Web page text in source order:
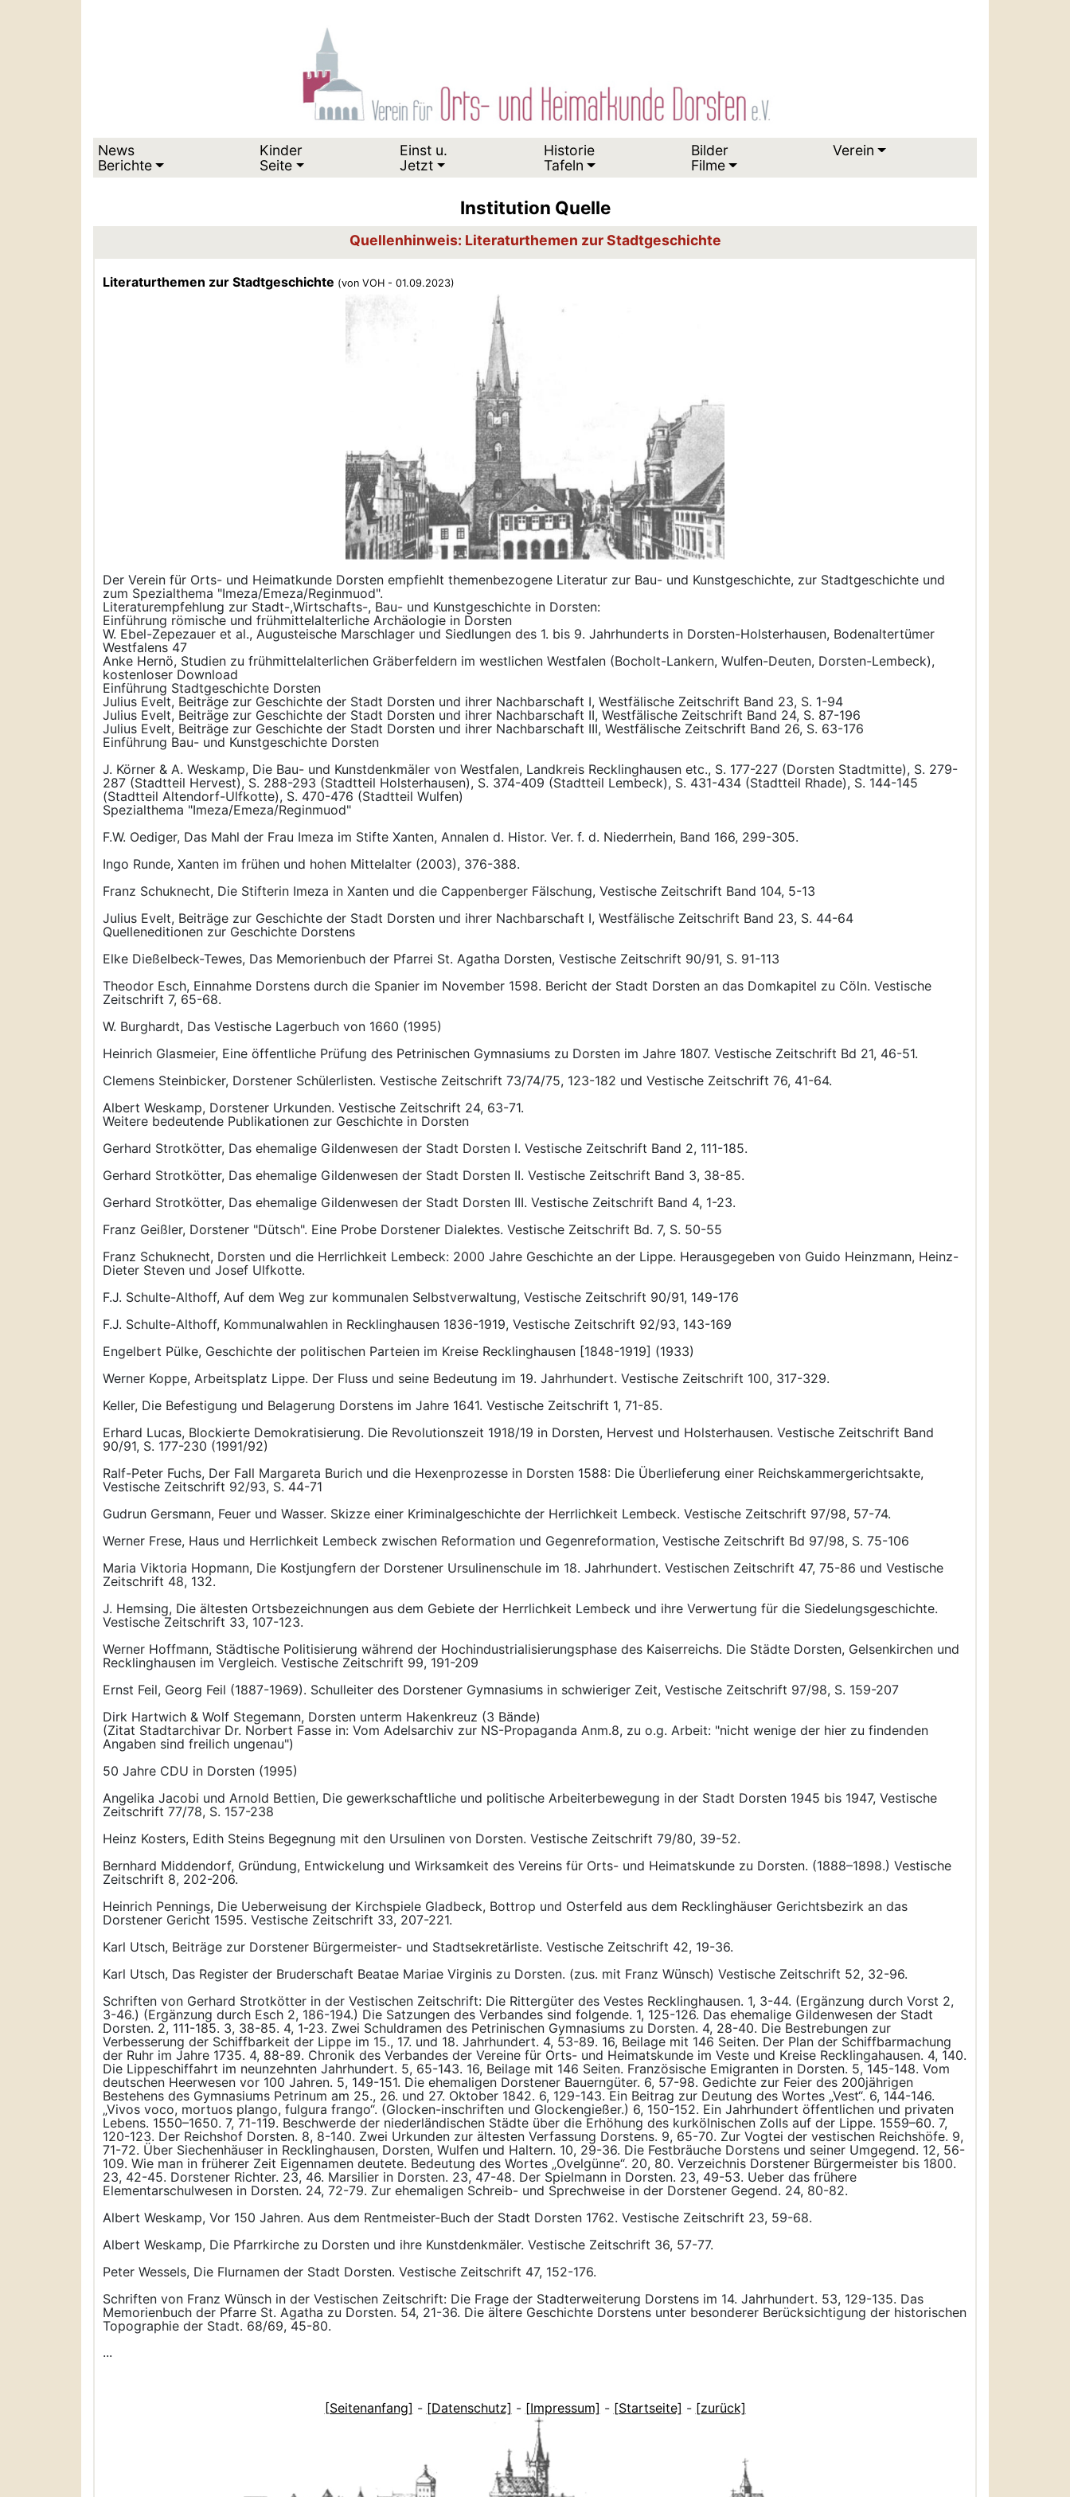
News
Berichte
Kinder
Seite
Einst u.
Jetzt
Historie
Tafeln
Bilder
Filme
Verein
Institution Quelle
Quellenhinweis: Literaturthemen zur Stadtgeschichte
Literaturthemen zur Stadtgeschichte (von VOH - 01.09.2023)
Der Verein für Orts- und Heimatkunde Dorsten empfiehlt themenbezogene Literatur zur Bau- und Kunstgeschichte, zur Stadtgeschichte und
zum Spezialthema "Imeza/Emeza/Reginmuod".
Literaturempfehlung zur Stadt-,Wirtschafts-, Bau- und Kunstgeschichte in Dorsten:
Einführung römische und frühmittelalterliche Archäologie in Dorsten
W. Ebel-Zepezauer et al., Augusteische Marschlager und Siedlungen des 1. bis 9. Jahrhunderts in Dorsten-Holsterhausen, Bodenaltertümer
Westfalens 47
Anke Hernö, Studien zu frühmittelalterlichen Gräberfeldern im westlichen Westfalen (Bocholt-Lankern, Wulfen-Deuten, Dorsten-Lembeck),
kostenloser Download
Einführung Stadtgeschichte Dorsten
Julius Evelt, Beiträge zur Geschichte der Stadt Dorsten und ihrer Nachbarschaft I, Westfälische Zeitschrift Band 23, S. 1-94
Julius Evelt, Beiträge zur Geschichte der Stadt Dorsten und ihrer Nachbarschaft II, Westfälische Zeitschrift Band 24, S. 87-196
Julius Evelt, Beiträge zur Geschichte der Stadt Dorsten und ihrer Nachbarschaft III, Westfälische Zeitschrift Band 26, S. 63-176
Einführung Bau- und Kunstgeschichte Dorsten
J. Körner & A. Weskamp, Die Bau- und Kunstdenkmäler von Westfalen, Landkreis Recklinghausen etc., S. 177-227 (Dorsten Stadtmitte), S. 279-
287 (Stadtteil Hervest), S. 288-293 (Stadtteil Holsterhausen), S. 374-409 (Stadtteil Lembeck), S. 431-434 (Stadtteil Rhade), S. 144-145
(Stadtteil Altendorf-Ulfkotte), S. 470-476 (Stadtteil Wulfen)
Spezialthema "Imeza/Emeza/Reginmuod"
F.W. Oediger, Das Mahl der Frau Imeza im Stifte Xanten, Annalen d. Histor. Ver. f. d. Niederrhein, Band 166, 299-305.
Ingo Runde, Xanten im frühen und hohen Mittelalter (2003), 376-388.
Franz Schuknecht, Die Stifterin Imeza in Xanten und die Cappenberger Fälschung, Vestische Zeitschrift Band 104, 5-13
Julius Evelt, Beiträge zur Geschichte der Stadt Dorsten und ihrer Nachbarschaft I, Westfälische Zeitschrift Band 23, S. 44-64
Quelleneditionen zur Geschichte Dorstens
Elke Dießelbeck-Tewes, Das Memorienbuch der Pfarrei St. Agatha Dorsten, Vestische Zeitschrift 90/91, S. 91-113
Theodor Esch, Einnahme Dorstens durch die Spanier im November 1598. Bericht der Stadt Dorsten an das Domkapitel zu Cöln. Vestische
Zeitschrift 7, 65-68.
W. Burghardt, Das Vestische Lagerbuch von 1660 (1995)
Heinrich Glasmeier, Eine öffentliche Prüfung des Petrinischen Gymnasiums zu Dorsten im Jahre 1807. Vestische Zeitschrift Bd 21, 46-51.
Clemens Steinbicker, Dorstener Schülerlisten. Vestische Zeitschrift 73/74/75, 123-182 und Vestische Zeitschrift 76, 41-64.
Albert Weskamp, Dorstener Urkunden. Vestische Zeitschrift 24, 63-71.
Weitere bedeutende Publikationen zur Geschichte in Dorsten
Gerhard Strotkötter, Das ehemalige Gildenwesen der Stadt Dorsten I. Vestische Zeitschrift Band 2, 111-185.
Gerhard Strotkötter, Das ehemalige Gildenwesen der Stadt Dorsten II. Vestische Zeitschrift Band 3, 38-85.
Gerhard Strotkötter, Das ehemalige Gildenwesen der Stadt Dorsten III. Vestische Zeitschrift Band 4, 1-23.
Franz Geißler, Dorstener "Dütsch". Eine Probe Dorstener Dialektes. Vestische Zeitschrift Bd. 7, S. 50-55
Franz Schuknecht, Dorsten und die Herrlichkeit Lembeck: 2000 Jahre Geschichte an der Lippe. Herausgegeben von Guido Heinzmann, Heinz-
Dieter Steven und Josef Ulfkotte.
F.J. Schulte-Althoff, Auf dem Weg zur kommunalen Selbstverwaltung, Vestische Zeitschrift 90/91, 149-176
F.J. Schulte-Althoff, Kommunalwahlen in Recklinghausen 1836-1919, Vestische Zeitschrift 92/93, 143-169
Engelbert Pülke, Geschichte der politischen Parteien im Kreise Recklinghausen [1848-1919] (1933)
Werner Koppe, Arbeitsplatz Lippe. Der Fluss und seine Bedeutung im 19. Jahrhundert. Vestische Zeitschrift 100, 317-329.
Keller, Die Befestigung und Belagerung Dorstens im Jahre 1641. Vestische Zeitschrift 1, 71-85.
Erhard Lucas, Blockierte Demokratisierung. Die Revolutionszeit 1918/19 in Dorsten, Hervest und Holsterhausen. Vestische Zeitschrift Band
90/91, S. 177-230 (1991/92)
Ralf-Peter Fuchs, Der Fall Margareta Burich und die Hexenprozesse in Dorsten 1588: Die Überlieferung einer Reichskammergerichtsakte,
Vestische Zeitschrift 92/93, S. 44-71
Gudrun Gersmann, Feuer und Wasser. Skizze einer Kriminalgeschichte der Herrlichkeit Lembeck. Vestische Zeitschrift 97/98, 57-74.
Werner Frese, Haus und Herrlichkeit Lembeck zwischen Reformation und Gegenreformation, Vestische Zeitschrift Bd 97/98, S. 75-106
Maria Viktoria Hopmann, Die Kostjungfern der Dorstener Ursulinenschule im 18. Jahrhundert. Vestischen Zeitschrift 47, 75-86 und Vestische
Zeitschrift 48, 132.
J. Hemsing, Die ältesten Ortsbezeichnungen aus dem Gebiete der Herrlichkeit Lembeck und ihre Verwertung für die Siedelungsgeschichte.
Vestische Zeitschrift 33, 107-123.
Werner Hoffmann, Städtische Politisierung während der Hochindustrialisierungsphase des Kaiserreichs. Die Städte Dorsten, Gelsenkirchen und
Recklinghausen im Vergleich. Vestische Zeitschrift 99, 191-209
Ernst Feil, Georg Feil (1887-1969). Schulleiter des Dorstener Gymnasiums in schwieriger Zeit, Vestische Zeitschrift 97/98, S. 159-207
Dirk Hartwich & Wolf Stegemann, Dorsten unterm Hakenkreuz (3 Bände)
(Zitat Stadtarchivar Dr. Norbert Fasse in: Vom Adelsarchiv zur NS-Propaganda Anm.8, zu o.g. Arbeit: "nicht wenige der hier zu findenden
Angaben sind freilich ungenau")
50 Jahre CDU in Dorsten (1995)
Angelika Jacobi und Arnold Bettien, Die gewerkschaftliche und politische Arbeiterbewegung in der Stadt Dorsten 1945 bis 1947, Vestische
Zeitschrift 77/78, S. 157-238
Heinz Kosters, Edith Steins Begegnung mit den Ursulinen von Dorsten. Vestische Zeitschrift 79/80, 39-52.
Bernhard Middendorf, Gründung, Entwickelung und Wirksamkeit des Vereins für Orts- und Heimatskunde zu Dorsten. (1888–1898.) Vestische
Zeitschrift 8, 202-206.
Heinrich Pennings, Die Ueberweisung der Kirchspiele Gladbeck, Bottrop und Osterfeld aus dem Recklinghäuser Gerichtsbezirk an das
Dorstener Gericht 1595. Vestische Zeitschrift 33, 207-221.
Karl Utsch, Beiträge zur Dorstener Bürgermeister- und Stadtsekretärliste. Vestische Zeitschrift 42, 19-36.
Karl Utsch, Das Register der Bruderschaft Beatae Mariae Virginis zu Dorsten. (zus. mit Franz Wünsch) Vestische Zeitschrift 52, 32-96.
Schriften von Gerhard Strotkötter in der Vestischen Zeitschrift: Die Rittergüter des Vestes Recklinghausen. 1, 3-44. (Ergänzung durch Vorst 2,
3-46.) (Ergänzung durch Esch 2, 186-194.) Die Satzungen des Verbandes sind folgende. 1, 125-126. Das ehemalige Gildenwesen der Stadt
Dorsten. 2, 111-185. 3, 38-85. 4, 1-23. Zwei Schuldramen des Petrinischen Gymnasiums zu Dorsten. 4, 28-40. Die Bestrebungen zur
Verbesserung der Schiffbarkeit der Lippe im 15., 17. und 18. Jahrhundert. 4, 53-89. 16, Beilage mit 146 Seiten. Der Plan der Schiffbarmachung
der Ruhr im Jahre 1735. 4, 88-89. Chronik des Verbandes der Vereine für Orts- und Heimatskunde im Veste und Kreise Recklingahausen. 4, 140.
Die Lippeschiffahrt im neunzehnten Jahrhundert. 5, 65-143. 16, Beilage mit 146 Seiten. Französische Emigranten in Dorsten. 5, 145-148. Vom
deutschen Heerwesen vor 100 Jahren. 5, 149-151. Die ehemaligen Dorstener Bauerngüter. 6, 57-98. Gedichte zur Feier des 200jährigen
Bestehens des Gymnasiums Petrinum am 25., 26. und 27. Oktober 1842. 6, 129-143. Ein Beitrag zur Deutung des Wortes „Vest“. 6, 144-146.
„Vivos voco, mortuos plango, fulgura frango“. (Glocken-inschriften und Glockengießer.) 6, 150-152. Ein Jahrhundert öffentlichen und privaten
Lebens. 1550–1650. 7, 71-119. Beschwerde der niederländischen Städte über die Erhöhung des kurkölnischen Zolls auf der Lippe. 1559–60. 7,
120-123. Der Reichshof Dorsten. 8, 8-140. Zwei Urkunden zur ältesten Verfassung Dorstens. 9, 65-70. Zur Vogtei der vestischen Reichshöfe. 9,
71-72. Über Siechenhäuser in Recklinghausen, Dorsten, Wulfen und Haltern. 10, 29-36. Die Festbräuche Dorstens und seiner Umgegend. 12, 56-
109. Wie man in früherer Zeit Eigennamen deutete. Bedeutung des Wortes „Ovelgünne“. 20, 80. Verzeichnis Dorstener Bürgermeister bis 1800.
23, 42-45. Dorstener Richter. 23, 46. Marsilier in Dorsten. 23, 47-48. Der Spielmann in Dorsten. 23, 49-53. Ueber das frühere
Elementarschulwesen in Dorsten. 24, 72-79. Zur ehemaligen Schreib- und Sprechweise in der Dorstener Gegend. 24, 80-82.
Albert Weskamp, Vor 150 Jahren. Aus dem Rentmeister-Buch der Stadt Dorsten 1762. Vestische Zeitschrift 23, 59-68.
Albert Weskamp, Die Pfarrkirche zu Dorsten und ihre Kunstdenkmäler. Vestische Zeitschrift 36, 57-77.
Peter Wessels, Die Flurnamen der Stadt Dorsten. Vestische Zeitschrift 47, 152-176.
Schriften von Franz Wünsch in der Vestischen Zeitschrift: Die Frage der Stadterweiterung Dorstens im 14. Jahrhundert. 53, 129-135. Das
Memorienbuch der Pfarre St. Agatha zu Dorsten. 54, 21-36. Die ältere Geschichte Dorstens unter besonderer Berücksichtigung der historischen
Topographie der Stadt. 68/69, 45-80.
...
[Seitenanfang] - [Datenschutz] - [Impressum] - [Startseite] - [zurück]